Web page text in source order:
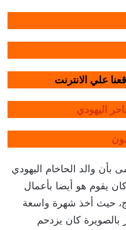
علي الانترنت
اليهودي
بأن والد الحاخام اليهودي
يقوم هو أيضا بأعمال
حيث أخذ شهرة واسعة
بالصويرة كان يزدحم